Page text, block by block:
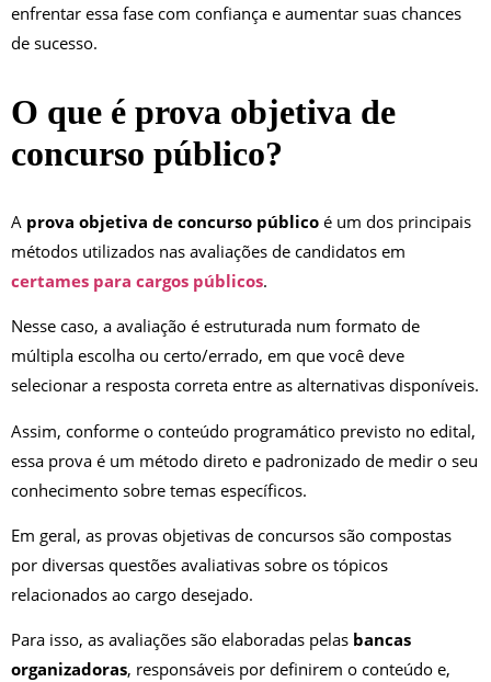
enfrentar essa fase com confiança e aumentar suas chances
de sucesso.
O que é prova objetiva de
concurso público?
A prova objetiva de concurso público é um dos principais
métodos utilizados nas avaliações de candidatos em
certames para cargos públicos.
Nesse caso, a avaliação é estruturada num formato de
múltipla escolha ou certo/errado, em que você deve
selecionar a resposta correta entre as alternativas disponíveis.
Assim, conforme o conteúdo programático previsto no edital,
essa prova é um método direto e padronizado de medir o seu
conhecimento sobre temas específicos.
Em geral, as provas objetivas de concursos são compostas
por diversas questões avaliativas sobre os tópicos
relacionados ao cargo desejado.
Para isso, as avaliações são elaboradas pelas bancas
organizadoras, responsáveis por definirem o conteúdo e,